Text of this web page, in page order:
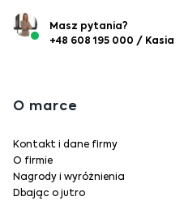
Masz pytania?
+48 608 195 000 / Kasia
Linki w stopce
O marce
Kontakt i dane firmy
O firmie
Nagrody i wyróżnienia
Dbając o jutro